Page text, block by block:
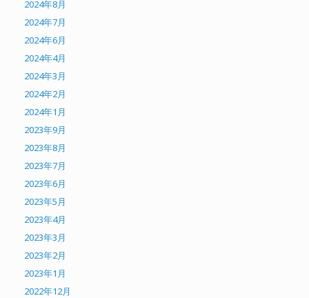
2024年8月
2024年7月
2024年6月
2024年4月
2024年3月
2024年2月
2024年1月
2023年9月
2023年8月
2023年7月
2023年6月
2023年5月
2023年4月
2023年3月
2023年2月
2023年1月
2022年12月